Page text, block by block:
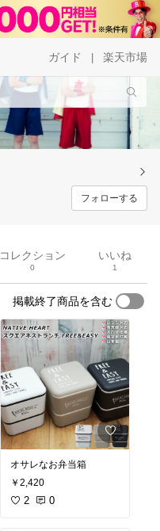
ガイド 楽天市場
フォローする
コレクション
0
いいね
1
掲載終了商品を含む
オサレなお弁当箱
￥2,420
2 0